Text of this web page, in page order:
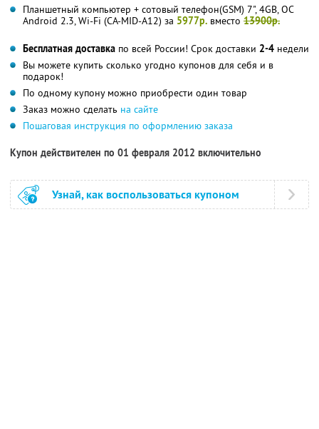
Планшетный компьютер + сотовый телефон(GSM) 7", 4GB, OC
Android 2.3, Wi-Fi (CA-MID-A12) за 5977р. вместо 13900р.
Бесплатная доставка по всей России! Срок доставки 2-4 недели
Вы можете купить сколько угодно купонов для себя и в
подарок!
По одному купону можно приобрести один товар
Заказ можно сделать на сайте
Пошаговая инструкция по оформлению заказа
Купон действителен по 01 февраля 2012 включительно
Узнай, как воспользоваться купоном